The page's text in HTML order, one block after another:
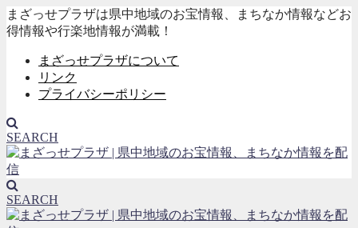
まざっせプラザは県中地域のお宝情報、まちなか情報などお
得情報や行楽地情報が満載！
まざっせプラザについて
リンク
プライバシーポリシー
SEARCH
SEARCH